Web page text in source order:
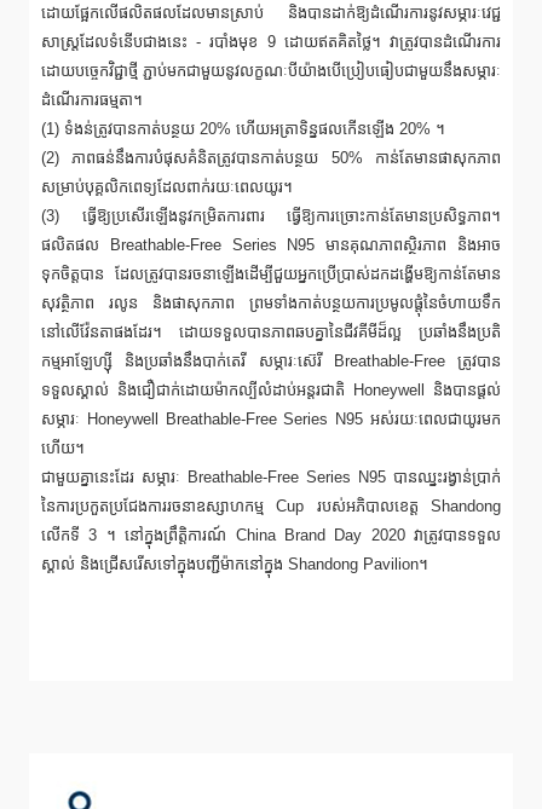
ដោយផ្អែកលើផលិតផលដែលមានស្រាប់ និងបានដាក់ឱ្យដំណើរការនូវសម្ភារៈវេជ្ជ
សាស្ត្រដែលទំនើបជាងនេះ - របាំងមុខ 9 ដោយឥតគិតថ្លៃ។ វាត្រូវបានដំណើរការ
ដោយបច្ចេកវិជ្ជាថ្មី ភ្ជាប់មកជាមួយនូវលក្ខណៈបីយ៉ាងបើប្រៀបធៀបជាមួយនឹងសម្ភារៈ
ដំណើរការធម្មតា។
(1) ទំងន់ត្រូវបានកាត់បន្ថយ 20% ហើយអត្រាទិន្នផលកើនឡើង 20% ។
(2) ភាពធន់នឹងការបំផុសគំនិតត្រូវបានកាត់បន្ថយ 50% កាន់តែមានផាសុកភាព
សម្រាប់បុគ្គលិកពេទ្យដែលពាក់រយៈពេលយូរ។
(3) ធ្វើឱ្យប្រសើរឡើងនូវកម្រិតការពារ ធ្វើឱ្យការច្រោះកាន់តែមានប្រសិទ្ធភាព។
ផលិតផល Breathable-Free Series N95 មានគុណភាពស្ថិរភាព និងអាច
ទុកចិត្តបាន ដែលត្រូវបានរចនាឡើងដើម្បីជួយអ្នកប្រើប្រាស់ដកដង្ហើមឱ្យកាន់តែមាន
សុវត្ថិភាព រលូន និងផាសុកភាព ព្រមទាំងកាត់បន្ថយការប្រមូលផ្តុំនៃចំហាយទឹក
នៅលើវ៉ែនតាផងដែរ។ ដោយទទួលបានភាពឆបគ្នានៃជីវគីមីដ៏ល្អ ប្រឆាំងនឹងប្រតិ
កម្មអាឡែហ្ស៊ី និងប្រឆាំងនឹងបាក់តេរី សម្ភារៈស៊េរី Breathable-Free ត្រូវបាន
ទទួលស្គាល់ និងជឿជាក់ដោយម៉ាកល្បីលំដាប់អន្តរជាតិ Honeywell និងបានផ្តល់
សម្ភារៈ Honeywell Breathable-Free Series N95 អស់រយៈពេលជាយូរមក
ហើយ។
ជាមួយគ្នានេះដែរ សម្ភារៈ Breathable-Free Series N95 បានឈ្នះរង្វាន់ប្រាក់
នៃការប្រកួតប្រជែងការរចនាឧស្សាហកម្ម Cup របស់អភិបាលខេត្ត Shandong
លើកទី 3 ។ នៅក្នុងព្រឹត្តិការណ៍ China Brand Day 2020 វាត្រូវបានទទួល
ស្គាល់ និងជ្រើសរើសទៅក្នុងបញ្ជីម៉ាកនៅក្នុង Shandong Pavilion។